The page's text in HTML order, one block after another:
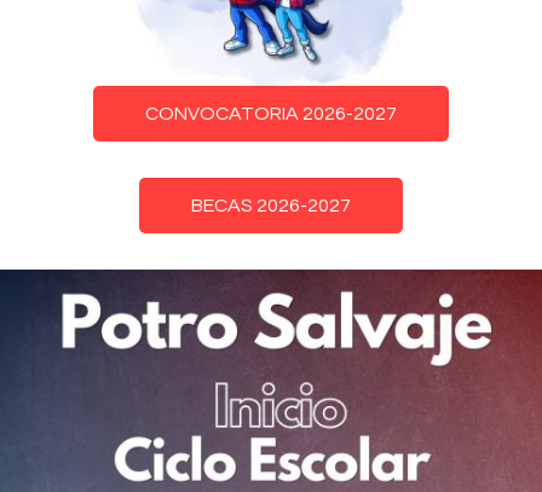
CONVOCATORIA 2026-2027
BECAS 2026-2027